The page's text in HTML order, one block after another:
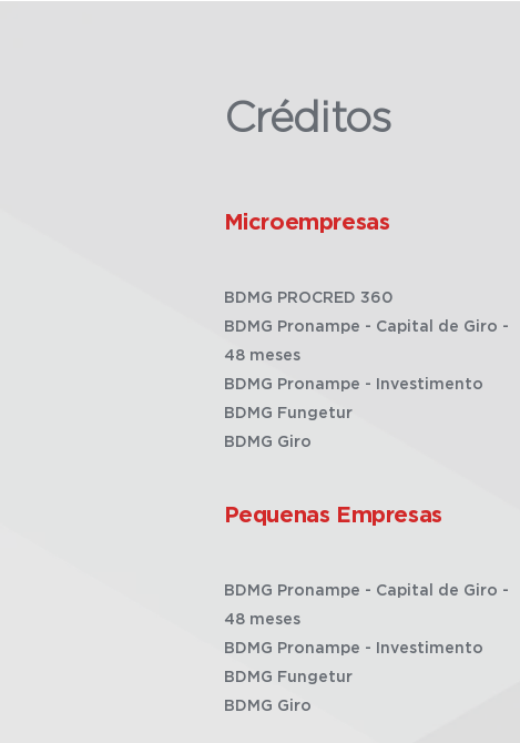
Créditos
Microempresas
BDMG PROCRED 360
BDMG Pronampe - Capital de Giro -
48 meses
BDMG Pronampe - Investimento
BDMG Fungetur
BDMG Giro
Pequenas Empresas
BDMG Pronampe - Capital de Giro -
48 meses
BDMG Pronampe - Investimento
BDMG Fungetur
BDMG Giro